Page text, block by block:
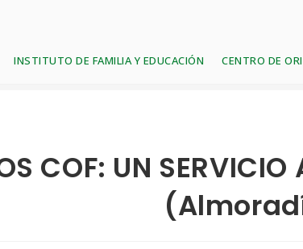
INSTITUTO DE FAMILIA Y EDUCACIÓN CENTRO DE
COF: UN SERVICIO